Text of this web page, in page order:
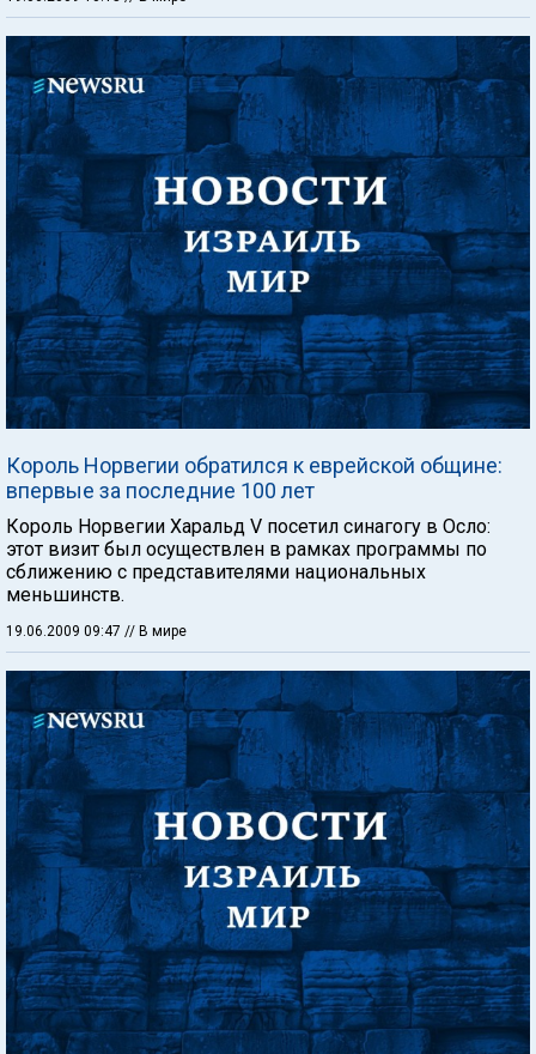
Король Норвегии обратился к еврейской общине:
впервые за последние 100 лет
Король Норвегии Харальд V посетил синагогу в Осло:
этот визит был осуществлен в рамках программы по
сближению с представителями национальных
меньшинств.
19.06.2009 09:47 // В мире